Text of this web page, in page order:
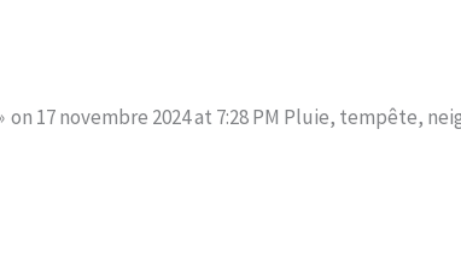
on 17 novembre 2024 at 7:28 PM Pluie, tempête,